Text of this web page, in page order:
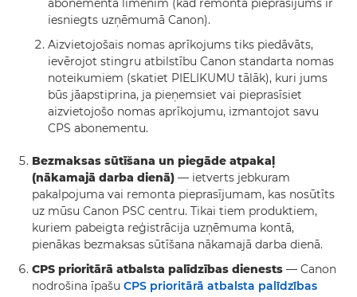
abonementa līmenim (kad remonta pieprasījums ir
iesniegts uzņēmumā Canon).
Aizvietojošais nomas aprīkojums tiks piedāvāts,
ievērojot stingru atbilstību Canon standarta nomas
noteikumiem (skatiet PIELIKUMU tālāk), kuri jums
būs jāapstiprina, ja pieņemsiet vai pieprasīsiet
aizvietojošo nomas aprīkojumu, izmantojot savu
CPS abonementu.
Bezmaksas sūtīšana un piegāde atpakaļ
(nākamajā darba dienā) — ietverts jebkuram
pakalpojuma vai remonta pieprasījumam, kas nosūtīts
uz mūsu Canon PSC centru. Tikai tiem produktiem,
kuriem pabeigta reģistrācija uzņēmuma kontā,
pienākas bezmaksas sūtīšana nākamajā darba dienā.
CPS prioritārā atbalsta palīdzības dienests — Canon
nodrošina īpašu CPS prioritārā atbalsta palīdzības